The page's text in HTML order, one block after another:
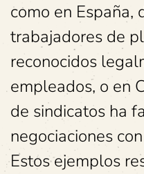
como en España,
trabajadores de
reconocidos
empleados, o en
de sindicatos ha
negociaciones
Estos ejemplos